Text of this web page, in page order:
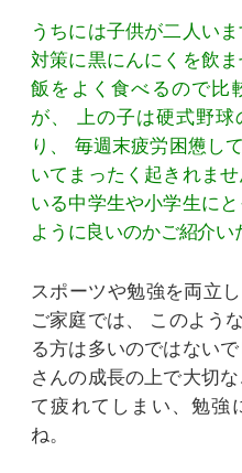
うちには子供が二人いま
対策に黒にんにくを飲
飯をよく食べるので比
が、
上の子は硬式野球
り、
毎週末疲労困憊し
いてまったく起きれませ
いる中学生や小学生にと
ように良いのかご紹介い
スポーツや勉強を両立
ご家庭では、
このよう
る方は多いのではないで
さんの成長の上で大切な
て疲れてしまい、勉強
ね。